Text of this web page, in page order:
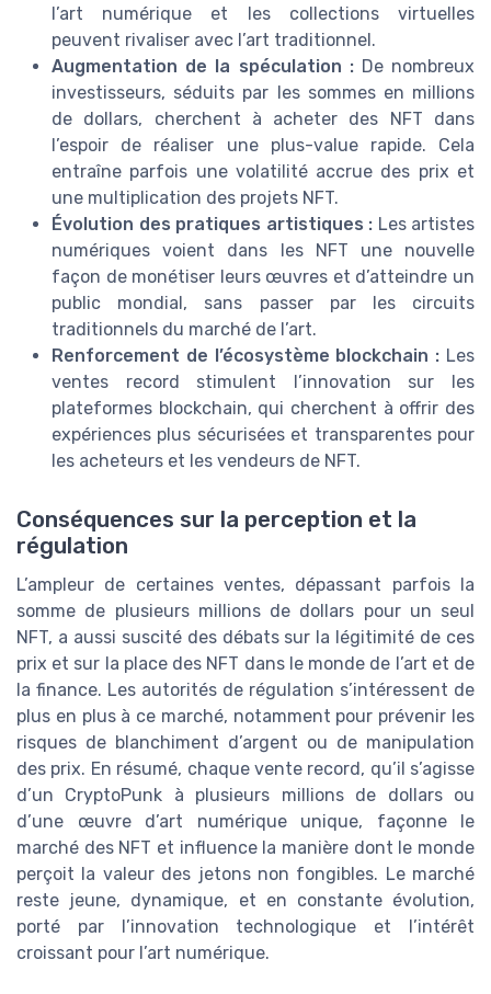
l’art numérique et les collections virtuelles
peuvent rivaliser avec l’art traditionnel.
Augmentation de la spéculation :De nombreux
investisseurs, séduits par les sommes en millions
de dollars, cherchent à acheter des NFT dans
l’espoir de réaliser une plus-value rapide. Cela
entraîne parfois une volatilité accrue des prix et
une multiplication des projets NFT.
Évolution des pratiques artistiques : Les artistes
numériques voient dans les NFT une nouvelle
façon de monétiser leurs œuvres et d’atteindre un
public mondial, sans passer par les circuits
traditionnels du marché de l’art.
Renforcement de l’écosystème blockchain : Les
ventes record stimulent l’innovation sur les
plateformes blockchain, qui cherchent à offrir des
expériences plus sécurisées et transparentes pour
les acheteurs et les vendeurs de NFT.
Conséquences sur la perception et la
régulation
L’ampleur de certaines ventes, dépassant parfois la
somme de plusieurs millions de dollars pour un seul
NFT, a aussi suscité des débats sur la légitimité de ces
prix et sur la place des NFT dans le monde de l’art et de
la finance. Les autorités de régulation s’intéressent de
plus en plus à ce marché, notamment pour prévenir les
risques de blanchiment d’argent ou de manipulation
des prix. En résumé, chaque vente record, qu’il s’agisse
d’un CryptoPunk à plusieurs millions de dollars ou
d’une œuvre d’art numérique unique, façonne le
marché des NFT et influence la manière dont le monde
perçoit la valeur des jetons non fongibles. Le marché
reste jeune, dynamique, et en constante évolution,
porté par l’innovation technologique et l’intérêt
croissant pour l’art numérique.